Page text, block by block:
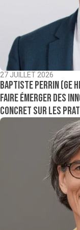
27 JUILLET 2026
Baptiste Perrin (GE
faire émerger des
concret sur les